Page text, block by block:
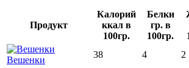
Продукт
Калорий
ккал в
100гр.
Белки
гр. в
100гр.
Вешенки
38 4 2